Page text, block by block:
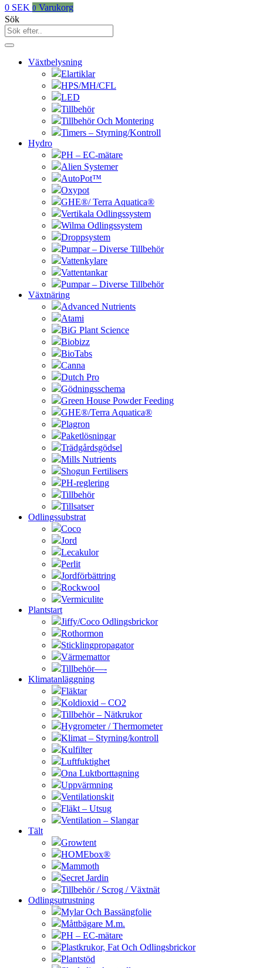
0 SEK 0 Varukorg
Sök
Växtbelysning
Elartiklar
HPS/MH/CFL
LED
Tillbehör
Tillbehör Och Montering
Timers – Styrning/Kontroll
Hydro
PH – EC-mätare
Alien Systemer
AutoPot™
Oxypot
GHE®/ Terra Aquatica®
Vertikala Odlingssystem
Wilma Odlingssystem
Droppsystem
Pumpar – Diverse Tillbehör
Vattenkylare
Vattentankar
Pumpar – Diverse Tillbehör
Växtnäring
Advanced Nutrients
Atami
BiG Plant Science
Biobizz
BioTabs
Canna
Dutch Pro
Gödningsschema
Green House Powder Feeding
GHE®/Terra Aquatica®
Plagron
Paketlösningar
Trädgårdsgödsel
Mills Nutrients
Shogun Fertilisers
PH-reglering
Tillbehör
Tillsatser
Odlingssubstrat
Coco
Jord
Lecakulor
Perlit
Jordförbättring
Rockwool
Vermiculite
Plantstart
Jiffy/Coco Odlingsbrickor
Rothormon
Sticklingpropagator
Värmemattor
Tillbehör—-
Klimatanläggning
Fläktar
Koldioxid – CO2
Tillbehör – Nätkrukor
Hygrometer / Thermometer
Klimat – Styrning/kontroll
Kulfilter
Luftfuktighet
Ona Luktborttagning
Uppvärmning
Ventilationskit
Fläkt – Utsug
Ventilation – Slangar
Tält
Growtent
HOMEbox®
Mammoth
Secret Jardin
Tillbehör / Scrog / Växtnät
Odlingsutrustning
Mylar Och Bassängfolie
Måttbägare M.m.
PH – EC-mätare
Plastkrukor, Fat Och Odlingsbrickor
Plantstöd